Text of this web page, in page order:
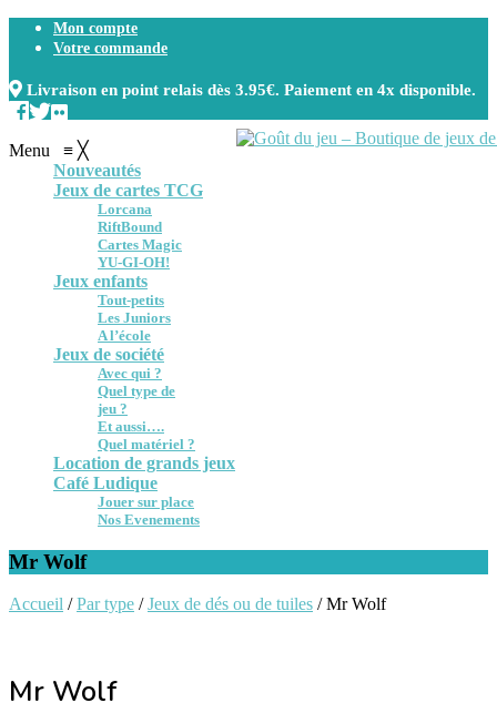
Mon compte
Votre commande
Livraison en point relais dès 3.95€. Paiement en 4x disponible.
Menu ≡ ╳
Nouveautés
Jeux de cartes TCG
Lorcana
RiftBound
Cartes Magic
YU-GI-OH!
Jeux enfants
Tout-petits
Les Juniors
A l’école
Jeux de société
Avec qui ?
Quel type de
jeu ?
Et aussi….
Quel matériel ?
Location de grands jeux
Café Ludique
Jouer sur place
Nos Evenements
Mr Wolf
Accueil /Par type /Jeux de dés ou de tuiles / Mr Wolf
Mr Wolf